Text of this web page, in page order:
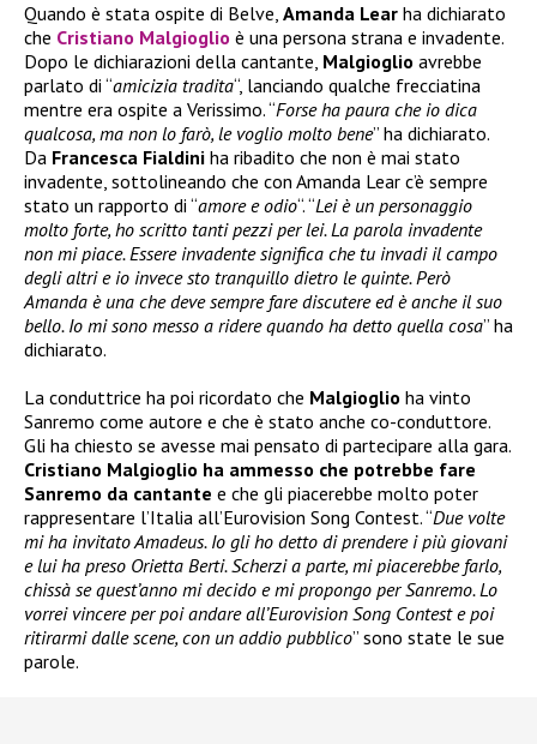
Quando è stata ospite di Belve, Amanda Lear ha dichiarato
che Cristiano Malgioglio è una persona strana e invadente.
Dopo le dichiarazioni della cantante, Malgioglio avrebbe
parlato di “amicizia tradita“, lanciando qualche frecciatina
mentre era ospite a Verissimo. “Forse ha paura che io dica
qualcosa, ma non lo farò, le voglio molto bene” ha dichiarato.
Da Francesca Fialdini ha ribadito che non è mai stato
invadente, sottolineando che con Amanda Lear c’è sempre
stato un rapporto di “amore e odio“. “Lei è un personaggio
molto forte, ho scritto tanti pezzi per lei. La parola invadente
non mi piace. Essere invadente significa che tu invadi il campo
degli altri e io invece sto tranquillo dietro le quinte. Però
Amanda è una che deve sempre fare discutere ed è anche il suo
bello. Io mi sono messo a ridere quando ha detto quella cosa” ha
dichiarato.
La conduttrice ha poi ricordato che Malgioglio ha vinto
Sanremo come autore e che è stato anche co-conduttore.
Gli ha chiesto se avesse mai pensato di partecipare alla gara.
Cristiano Malgioglio ha ammesso che potrebbe fare
Sanremo da cantante e che gli piacerebbe molto poter
rappresentare l’Italia all’Eurovision Song Contest. “Due volte
mi ha invitato Amadeus. Io gli ho detto di prendere i più giovani
e lui ha preso Orietta Berti. Scherzi a parte, mi piacerebbe farlo,
chissà se quest’anno mi decido e mi propongo per Sanremo. Lo
vorrei vincere per poi andare all’Eurovision Song Contest e poi
ritirarmi dalle scene, con un addio pubblico” sono state le sue
parole.